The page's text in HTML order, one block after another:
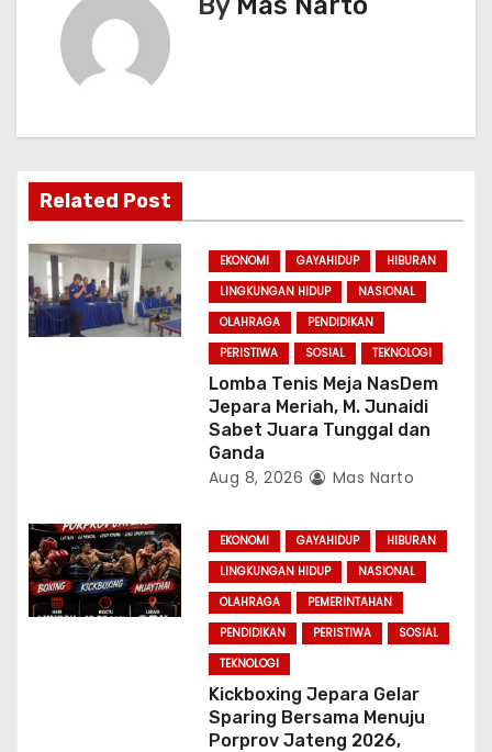
a
t
i
o
Related Post
EKONOMI GAYAHIDUP
HIBURAN
LINGKUNGAN HIDUP
NASIONAL
OLAHRAGA
PENDIDIKAN
PERISTIWA
SOSIAL TEKNOLOGI
Lomba Tenis Meja NasDem
Jepara Meriah, M. Junaidi
Sabet Juara Tunggal dan
Ganda
Aug 8, 2026 Mas Narto
EKONOMI GAYAHIDUP
HIBURAN
LINGKUNGAN HIDUP
NASIONAL
OLAHRAGA
PEMERINTAHAN
PENDIDIKAN
PERISTIWA
SOSIAL
TEKNOLOGI
Kickboxing Jepara Gelar
Sparing Bersama Menuju
Porprov Jateng 2026,